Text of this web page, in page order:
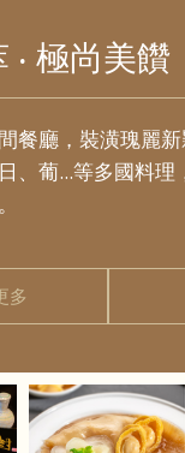
‧ 極尚美饡
餐廳，裝潢瑰麗
、葡...等多國料理
多